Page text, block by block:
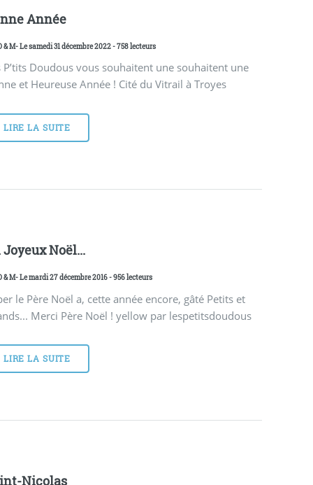
Année
& M- Le samedi 31 décembre 2022 - 758 lecteurs
P’tits Doudous vous souhaitent une souhaitent une
et Heureuse Année ! Cité du Vitrail à Troyes
LIRE LA SUITE
Noël...
& M- Le mardi 27 décembre 2016 - 956 lecteurs
le Père Noël a, cette année encore, gâté Petits et
Merci Père Noël ! yellow par lespetitsdoudous
LIRE LA SUITE
Nicolas